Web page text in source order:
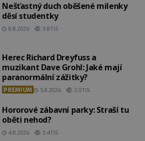
Nešťastný duch oběšené milenky
děsí studentky
8.8.2026 3.8TIS
Herec Richard Dreyfuss a
muzikant Dave Grohl: Jaké mají
paranormální zážitky?
PREMIUM 5.8.2026 3.0TIS
Hororové zábavní parky: Straší tu
oběti nehod?
4.8.2026 3.4TIS